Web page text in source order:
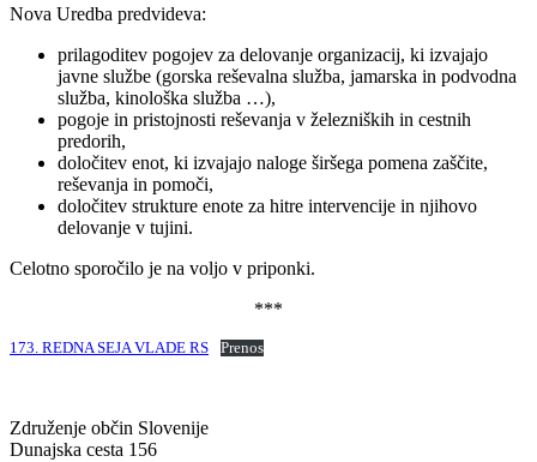
Nova Uredba predvideva:
prilagoditev pogojev za delovanje organizacij, ki izvajajo
javne službe (gorska reševalna služba, jamarska in podvodna
služba, kinološka služba …),
pogoje in pristojnosti reševanja v železniških in cestnih
predorih,
določitev enot, ki izvajajo naloge širšega pomena zaščite,
reševanja in pomoči,
določitev strukture enote za hitre intervencije in njihovo
delovanje v tujini.
Celotno sporočilo je na voljo v priponki.
***
173. REDNA SEJA VLADE RS Prenos
Združenje občin Slovenije
Dunajska cesta 156